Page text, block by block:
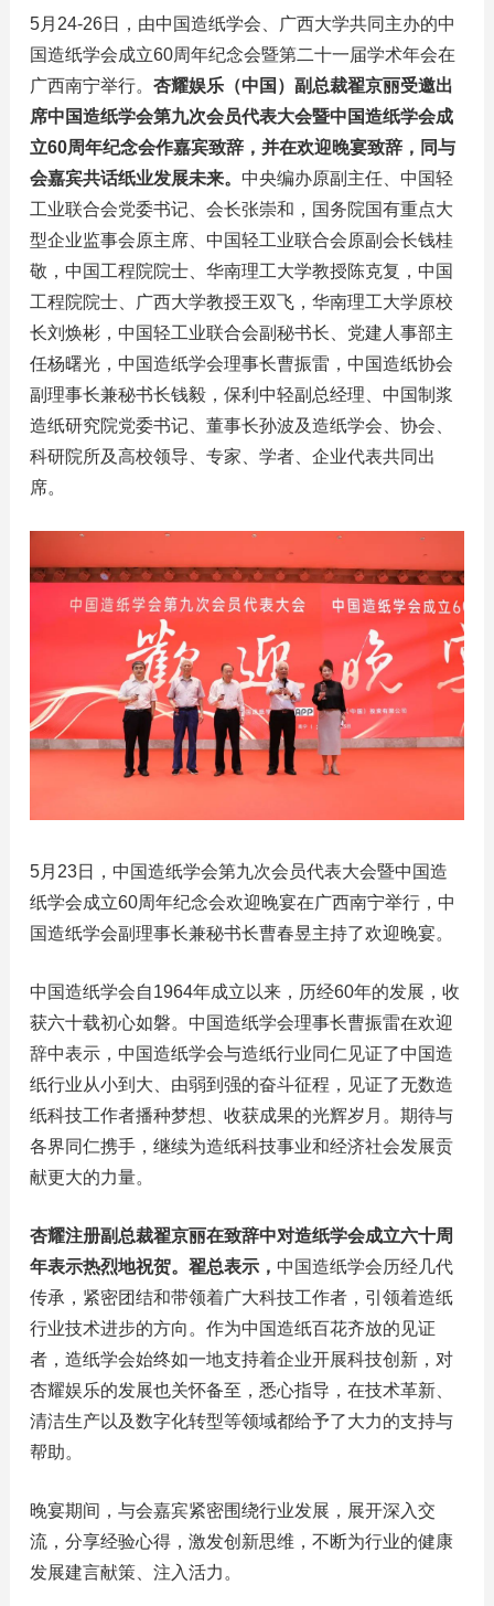
5月24-26日，由中国造纸学会、广西大学共同主办的中
国造纸学会成立60周年纪念会暨第二十一届学术年会在
广西南宁举行。 杏耀娱乐（中国）副总裁翟京丽受邀出
席中国造纸学会第九次会员代表大会暨中国造纸学会成
立60周年纪念会作嘉宾致辞，并在欢迎晚宴致辞，同与
会嘉宾共话纸业发展未来。 中央编办原副主任、中国轻
工业联合会党委书记、会长张崇和，国务院国有重点大
型企业监事会原主席、中国轻工业联合会原副会长钱桂
敬，中国工程院院士、华南理工大学教授陈克复，中国
工程院院士、广西大学教授王双飞，华南理工大学原校
长刘焕彬，中国轻工业联合会副秘书长、党建人事部主
任杨曙光，中国造纸学会理事长曹振雷，中国造纸协会
副理事长兼秘书长钱毅，保利中轻副总经理、中国制浆
造纸研究院党委书记、董事长孙波及造纸学会、协会、
科研院所及高校领导、专家、学者、企业代表共同出
席。
5月23日，中国造纸学会第九次会员代表大会暨中国造
纸学会成立60周年纪念会欢迎晚宴在广西南宁举行，中
国造纸学会副理事长兼秘书长曹春昱主持了欢迎晚宴。
中国造纸学会自1964年成立以来，历经60年的发展，收
获六十载初心如磐。中国造纸学会理事长曹振雷在欢迎
辞中表示，中国造纸学会与造纸行业同仁见证了中国造
纸行业从小到大、由弱到强的奋斗征程，见证了无数造
纸科技工作者播种梦想、收获成果的光辉岁月。期待与
各界同仁携手，继续为造纸科技事业和经济社会发展贡
献更大的力量。
杏耀注册副总裁翟京丽在致辞中对造纸学会成立六十周
年表示热烈地祝贺。翟总表示， 中国造纸学会历经几代
传承，紧密团结和带领着广大科技工作者，引领着造纸
行业技术进步的方向。作为中国造纸百花齐放的见证
者，造纸学会始终如一地支持着企业开展科技创新，对
杏耀娱乐的发展也关怀备至，悉心指导，在技术革新、
清洁生产以及数字化转型等领域都给予了大力的支持与
帮助。
晚宴期间，与会嘉宾紧密围绕行业发展，展开深入交
流，分享经验心得，激发创新思维，不断为行业的健康
发展建言献策、注入活力。